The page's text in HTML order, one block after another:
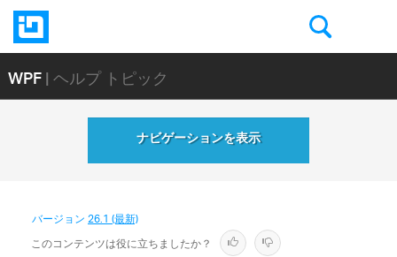
WPF| ヘルプ トピック
ナビゲーションを表示
バージョン26.1 (最新)
このコンテンツは役に立ちましたか？